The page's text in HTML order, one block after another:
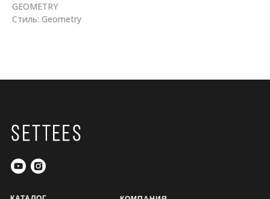
GEOMETRY
Стиль: Geometry